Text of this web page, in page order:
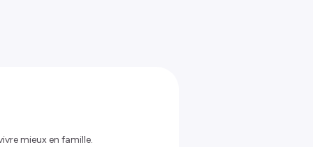
mieux en famille.